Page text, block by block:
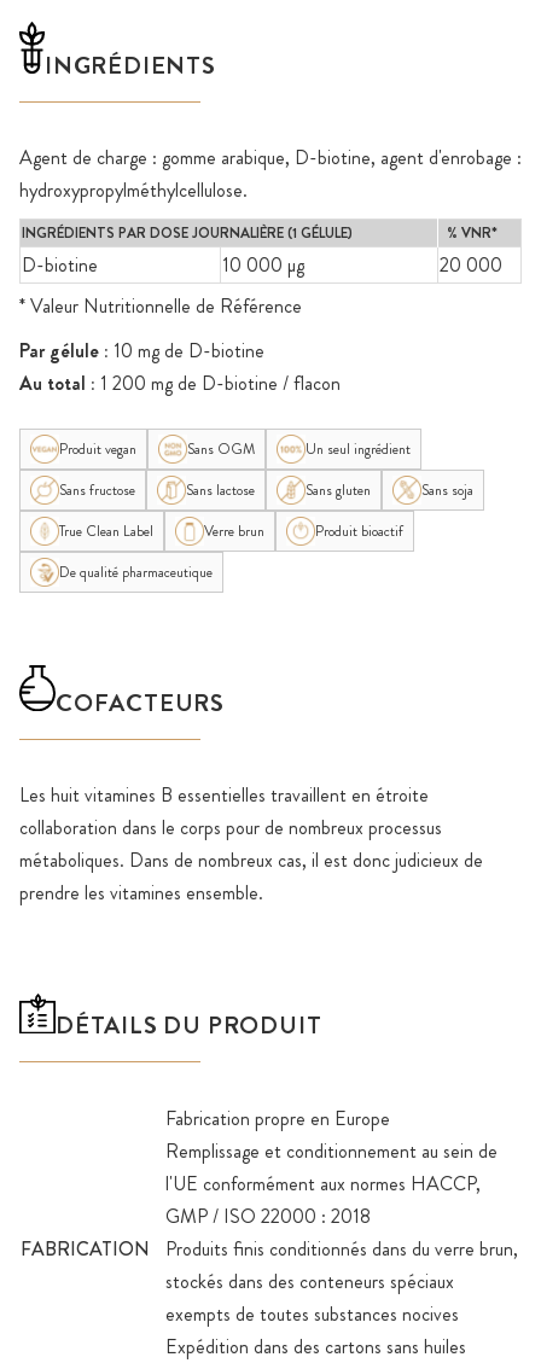
INGRÉDIENTS
Agent de charge : gomme arabique, D-biotine, agent d'enrobage :
hydroxypropylméthylcellulose.
INGRÉDIENTS PAR DOSE JOURNALIÈRE (1 GÉLULE) % VNR*
D-biotine 10 000 µg
20 000
* Valeur Nutritionnelle de Référence
Par gélule : 10 mg de D-biotine
Au total : 1 200 mg de D-biotine / flacon
Produit vegan Sans OGM
Un seul ingrédient
Sans fructose
Sans lactose Sans gluten
Sans soja
True Clean Label
Verre brun
Produit bioactif
De qualité pharmaceutique
COFACTEURS
Les huit vitamines B essentielles travaillent en étroite
collaboration dans le corps pour de nombreux processus
métaboliques. Dans de nombreux cas, il est donc judicieux de
prendre les vitamines ensemble.
DÉTAILS DU PRODUIT
FABRICATION
Fabrication propre en Europe
Remplissage et conditionnement au sein de
l'UE conformément aux normes HACCP,
GMP / ISO 22000 : 2018
Produits finis conditionnés dans du verre brun,
stockés dans des conteneurs spéciaux
exempts de toutes substances nocives
Expédition dans des cartons sans huiles